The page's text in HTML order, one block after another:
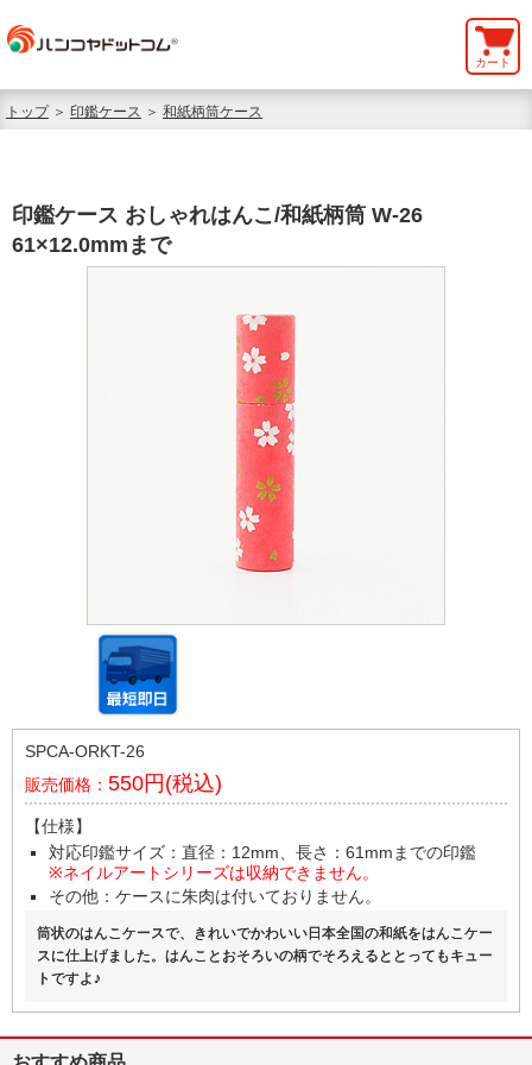
カート
トップ＞ 印鑑ケース ＞ 和紙柄筒ケース
印鑑ケース おしゃれはんこ/和紙柄筒 W-26
61×12.0mmまで
SPCA-ORKT-26
販売価格： 550円(税込)
【仕様】
対応印鑑サイズ：直径：12mm、長さ：61mmまでの印鑑
※ネイルアートシリーズは収納できません。
その他：ケースに朱肉は付いておりません。
筒状のはんこケースで、きれいでかわいい日本全国の和紙をはんこケー
スに仕上げました。はんことおそろいの柄でそろえるととってもキュー
トですよ♪